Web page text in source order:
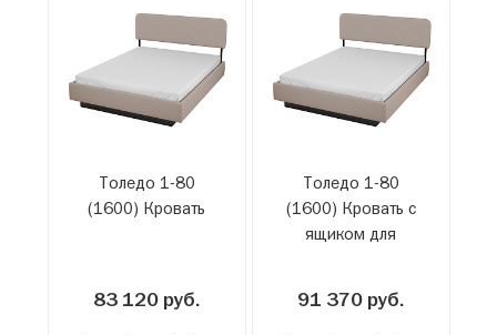
Толедо 1-80
(1600) Кровать
83 120 руб.
Толедо 1-80
(1600) Кровать с
ящиком для
механизмом
91 370 руб.